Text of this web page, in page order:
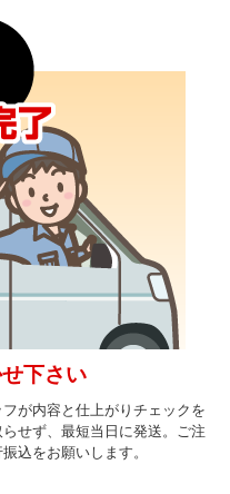
下さい
が内容と仕上がりチェックを
せず、最短当日に発送。ご注
込をお願いします。